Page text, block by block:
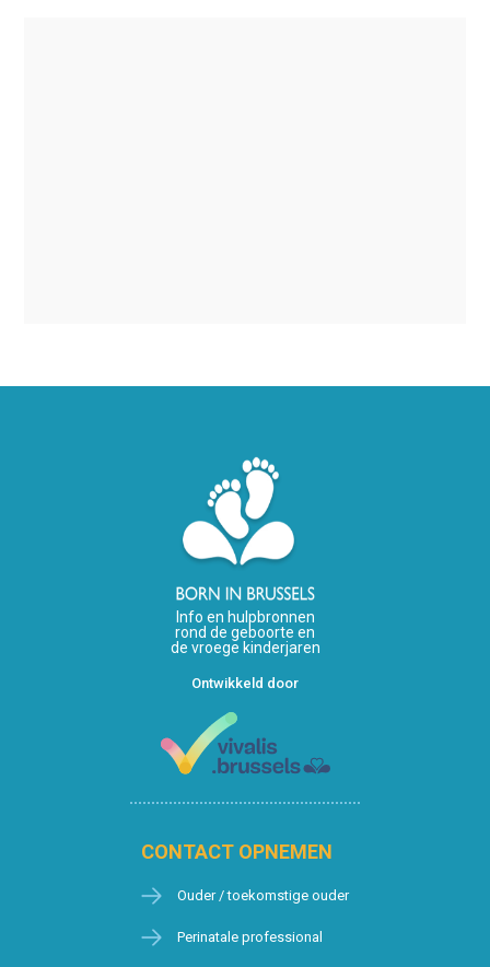
Info en hulpbronnen
rond de geboorte en
de vroege kinderjaren
Ontwikkeld door
CONTACT OPNEMEN
Ouder / toekomstige ouder
Perinatale professional